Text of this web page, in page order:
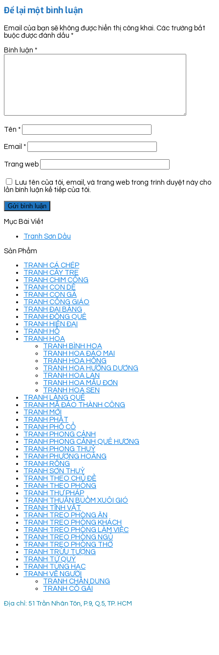
Để lại một bình luận
Email của bạn sẽ không được hiển thị công khai. Các trường bắt
buộc được đánh dấu *
Bình luận *
Tên *
Email *
Trang web
Lưu tên của tôi, email, và trang web trong trình duyệt này cho
lần bình luận kế tiếp của tôi.
Mục Bài Viết
Tranh Sơn Dầu
Sản Phẩm
TRANH CÁ CHÉP
TRANH CÂY TRE
TRANH CHIM CÔNG
TRANH CON DÊ
TRANH CON GÀ
TRANH CÔNG GIÁO
TRANH ĐẠI BÀNG
TRANH ĐỒNG QUÊ
TRANH HIỆN ĐẠI
TRANH HỔ
TRANH HOA
TRANH BÌNH HOA
TRANH HOA ĐÀO MAI
TRANH HOA HỒNG
TRANH HOA HƯỚNG DƯƠNG
TRANH HOA LAN
TRANH HOA MẪU ĐƠN
TRANH HOA SEN
TRANH LÀNG QUÊ
TRANH MÃ ĐÁO THÀNH CÔNG
TRANH MỚI
TRANH PHẬT
TRANH PHỐ CỔ
TRANH PHONG CẢNH
TRANH PHONG CẢNH QUÊ HƯƠNG
TRANH PHONG THUỶ
TRANH PHƯỢNG HOÀNG
TRANH RỒNG
TRANH SƠN THUỶ
TRANH THEO CHỦ ĐỀ
TRANH THEO PHÒNG
TRANH THƯ PHÁP
TRANH THUẬN BUỒM XUÔI GIÓ
TRANH TĨNH VẬT
TRANH TREO PHÒNG ĂN
TRANH TREO PHÒNG KHÁCH
TRANH TREO PHÒNG LÀM VIỆC
TRANH TREO PHÒNG NGỦ
TRANH TREO PHÒNG THỜ
TRANH TRỪU TƯỢNG
TRANH TỨ QUÝ
TRANH TÙNG HẠC
TRANH VẼ NGƯỜI
TRANH CHÂN DUNG
TRANH CÔ GÁI
Địa chỉ: 51 Trần Nhân Tôn, P.9, Q.5, TP. HCM